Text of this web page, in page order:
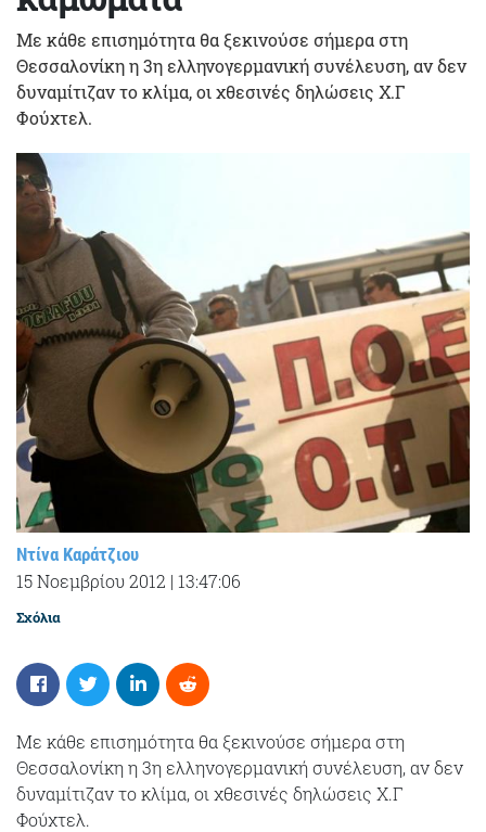
Με κάθε επισημότητα θα ξεκινούσε σήμερα στη
Θεσσαλονίκη η 3η ελληνογερμανική συνέλευση, αν δεν
δυναμίτιζαν το κλίμα, οι χθεσινές δηλώσεις Χ.Γ
Φούχτελ.
Ντίνα Καράτζιου
15 Νοεμβρίου 2012 | 13:47:06
Σχόλια
Με κάθε επισημότητα θα ξεκινούσε σήμερα στη
Θεσσαλονίκη η 3η ελληνογερμανική συνέλευση, αν δεν
δυναμίτιζαν το κλίμα, οι χθεσινές δηλώσεις Χ.Γ
Φούχτελ.